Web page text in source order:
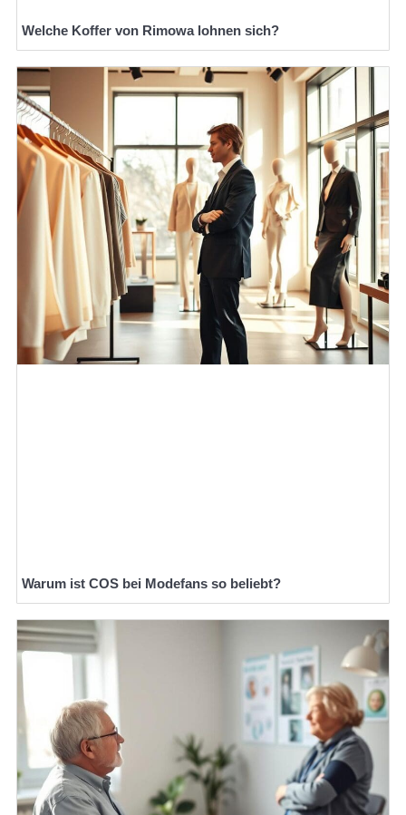
Welche Koffer von Rimowa lohnen sich?
Warum ist COS bei Modefans so beliebt?